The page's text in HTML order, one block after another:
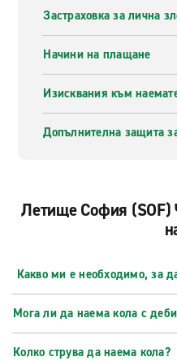
Застраховка за лична
Начини на плащане
Изисквания към
Допълнителна защита
Летище София (SOF)
Какво ми е необходимо, за
Мога ли да наема кола с
Колко струва да наема кола?